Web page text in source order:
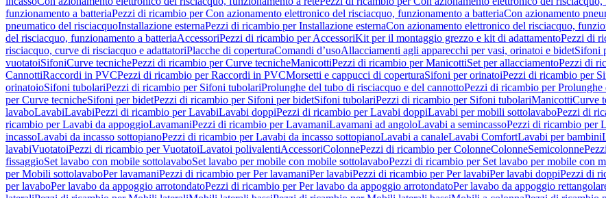
funzionamento a batteriaPezzi di ricambio per Con azionamento elettronico del risciacquo, funzionamento a batteriaCon azionamento
pneumatico del risciacquoInstallazione esternaPezzi di ricambio per Installazione esternaCon azionamento elettronico del risciacquo,
del risciacquo, funzionamento a batteriaAccessoriPezzi di ricambio per AccessoriKit per il montaggio grezzo e kit di adattamentoPezzi di
risciacquo, curve di risciacquo e adattatoriPlacche di coperturaComandi d’usoAllacciamenti agli apparecchi per vasi, orinatoi e bidetSifoni
vuotatoiSifoniCurve tecnichePezzi di ricambio per Curve tecnicheManicottiPezzi di ricambio per ManicottiSet per allacciamentoPezzi di
CannottiRaccordi in PVCPezzi di ricambio per Raccordi in PVCMorsetti e cappucci di coperturaSifoni per orinatoiPezzi di ricambio per
orinatoioSifoni tubolariPezzi di ricambio per Sifoni tubolariProlunghe del tubo di risciacquo e del cannottoPezzi di ricambio per
per Curve tecnicheSifoni per bidetPezzi di ricambio per Sifoni per bidetSifoni tubolariPezzi di ricambio per Sifoni tubolariManicottiCurve
lavaboLavabiLavabiPezzi di ricambio per LavabiLavabi doppiPezzi di ricambio per Lavabi doppiLavabi per mobili sottolavaboPezzi di
ricambio per Lavabi da appoggioLavamaniPezzi di ricambio per LavamaniLavamani ad angoloLavabi a semincassoPezzi di ricambio per
incassoLavabi da incasso sottopianoPezzi di ricambio per Lavabi da incasso sottopianoLavabi a canaleLavabi ComfortLavabi per bambini
lavabiVuotatoiPezzi di ricambio per VuotatoiLavatoi polivalentiAccessoriColonnePezzi di ricambio per ColonneColonneSemicolonne
fissaggioSet lavabo con mobile sottolavaboSet lavabo per mobile con mobile sottolavaboPezzi di ricambio per Set lavabo per mobile con
per Mobili sottolavaboPer lavamaniPezzi di ricambio per Per lavamaniPer lavabiPezzi di ricambio per Per lavabiPer lavabi doppiPezzi di
per lavaboPer lavabo da appoggio arrotondatoPezzi di ricambio per Per lavabo da appoggio arrotondatoPer lavabo da appoggio